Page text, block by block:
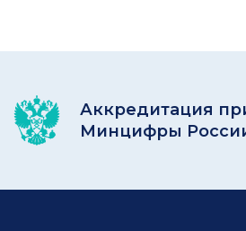
Аккредитация
Минцифры